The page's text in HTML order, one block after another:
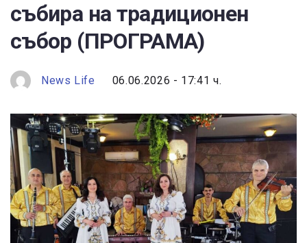
събира на традиционен
събор (ПРОГРАМА)
News Life 06.06.2026 - 17:41 ч.